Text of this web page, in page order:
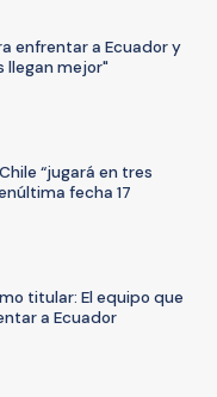
enfrentar a Ecuador y
llegan mejor"
“jugará en tres
fecha 17
titular: El equipo que
a Ecuador